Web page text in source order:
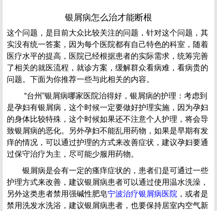
银屑病怎么治才能断根
这个问题，是目前大众比较关注的问题，针对这个问题，其
实没有统一答案，因为每个医院都有自己特色的科室，随着
医疗水平的提高，医院已经根据患者的实际需求，统筹完善
了相关的就医流程，就诊方案，缓解群众看病难，看病贵的
问题。下面为你推荐一些与此相关的内容。
“台州”银屑病哪家医院治得好，银屑病的护理：考虑到
是孕妇有银屑病，这个时候一定要做好护理实施，因为孕妇
的身体比较特殊，这个时候如果还不注意个人护理，将会导
致银屑病的恶化。另外孕妇不能乱用药物，如果是早期有发
痒的情况，可以通过护理的方式来改善症状，建议孕妇要通
过保守治疗为主，尽可能少服用药物。
银屑病是会有一定的瘙痒症状的，患者们是可通过一些
护理方式来改善，建议银屑病患者可以通过使用温水洗澡，
另外这类患者禁用强碱性肥皂宁波治疗银屑病医院 ，或者是
禁用洗发水洗浴，建议银屑病患者，也要保持居室内空气新